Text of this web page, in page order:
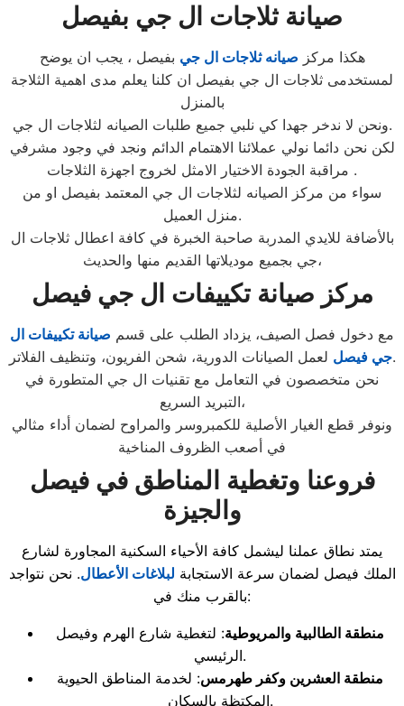
صيانة ثلاجات ال جي بفيصل
هكذا مركز صيانه ثلاجات ال جي بفيصل ، يجب ان يوضح
لمستخدمى ثلاجات ال جي بفيصل ان كلنا يعلم مدى اهمية الثلاجة
بالمنزل
ونحن لا ندخر جهدا كي نلبي جميع طلبات الصيانه لثلاجات ال جي.
لكن نحن دائما نولي عملائنا الاهتمام الدائم ونجد في وجود مشرفي
مراقبة الجودة الاختيار الامثل لخروج اجهزة الثلاجات .
سواء من مركز الصيانه لثلاجات ال جي المعتمد بفيصل او من
منزل العميل.
بالأضافة للايدي المدربة صاحبة الخبرة في كافة اعطال ثلاجات ال
جي بجميع موديلاتها القديم منها والحديث،
مركز صيانة تكييفات ال جي فيصل
مع دخول فصل الصيف، يزداد الطلب على قسم صيانة تكييفات ال
جي فيصللعمل الصيانات الدورية، شحن الفريون، وتنظيف الفلاتر.
نحن متخصصون في التعامل مع تقنيات ال جي المتطورة في
التبريد السريع،
ونوفر قطع الغيار الأصلية للكمبروسر والمراوح لضمان أداء مثالي
في أصعب الظروف المناخية
فروعنا وتغطية المناطق في فيصل
والجيزة
يمتد نطاق عملنا ليشمل كافة الأحياء السكنية المجاورة لشارع
الملك فيصل لضمان سرعة الاستجابة لبلاغات الأعطال. نحن نتواجد
بالقرب منك في:
منطقة الطالبية والمريوطية: لتغطية شارع الهرم وفيصل
الرئيسي.
منطقة العشرين وكفر طهرمس: لخدمة المناطق الحيوية
المكتظة بالسكان.